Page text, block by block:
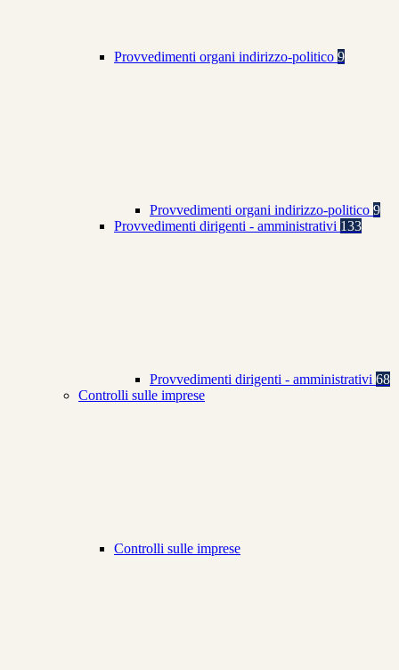
Provvedimenti organi indirizzo-politico 9
Provvedimenti organi indirizzo-politico 9
Provvedimenti dirigenti - amministrativi 133
Provvedimenti dirigenti - amministrativi 68
Controlli sulle imprese
Controlli sulle imprese